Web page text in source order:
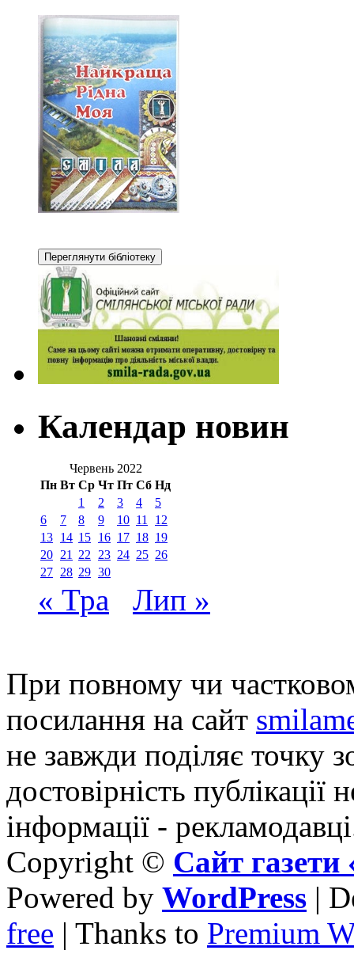
Календар новин
Червень 2022
Пн Вт Ср Чт Пт Сб Нд
1
2 3 4
5
6
7 8 9 10 11
12
13 14 15 16 17 18 19
20 21 22 23 24 25 26
27 28 29 30
« Тра Лип »
При повному чи
посилання на сайт
не завжди поділяє точку
достовірність публікації
інформації -
Copyright © Сайт
Powered by WordPress |
free | Thanks to Premium